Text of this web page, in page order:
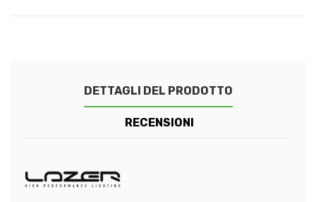
DETTAGLI DEL PRODOTTO
RECENSIONI